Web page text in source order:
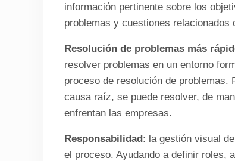
información pertinente sobre los
problemas y cuestiones
Resolución de problemas más
resolver problemas en un entorno
proceso de resolución de problemas.
causa raíz, se puede resolver, de
enfrentan las empresas.
Responsabilidad: la gestión visual
el proceso. Ayudando a definir roles,